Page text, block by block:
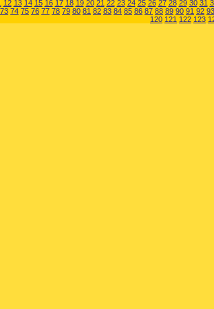
12 13 14 15 16 17 18 19 20 21 22 23 24 25 26 27 28 29 30 31
73 74 75 76 77 78 79 80 81 82 83 84 85 86 87 88 89 90 91 92 93
120 121 122 123